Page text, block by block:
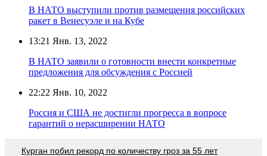
В НАТО выступили против размещения российских
ракет в Венесуэле и на Кубе
13:21 Янв. 13, 2022
В НАТО заявили о готовности внести конкретные
предложения для обсуждения с Россией
22:22 Янв. 10, 2022
Россия и США не достигли прогресса в вопросе
гарантий о нерасширении НАТО
Курган побил рекорд по количеству гроз за 55 лет